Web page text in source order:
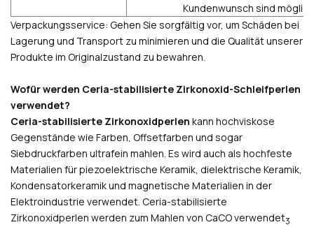
Kundenwunsch sind
Verpackungsservice: Gehen Sie sorgfältig vor, um Schäden bei
Lagerung und Transport zu minimieren und die Qualität unserer
Produkte im Originalzustand zu bewahren.
Wofür werden Ceria-stabilisierte Zirkonoxid-Schleifperlen
verwendet?
Ceria-stabilisierte Zirkonoxidperlen kann hochviskose
Gegenstände wie Farben, Offsetfarben und sogar
Siebdruckfarben ultrafein mahlen. Es wird auch als hochfeste
Materialien für piezoelektrische Keramik, dielektrische Keramik,
Kondensatorkeramik und magnetische Materialien in der
Elektroindustrie verwendet. Ceria-stabilisierte
Zirkonoxidperlen werden zum Mahlen von CaCO verwendet3